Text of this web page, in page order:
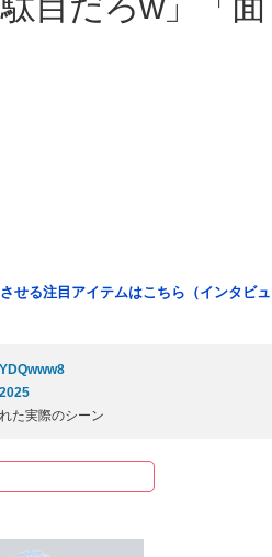
せる注目アイテムはこちら（インタビュ
た実際のシーン